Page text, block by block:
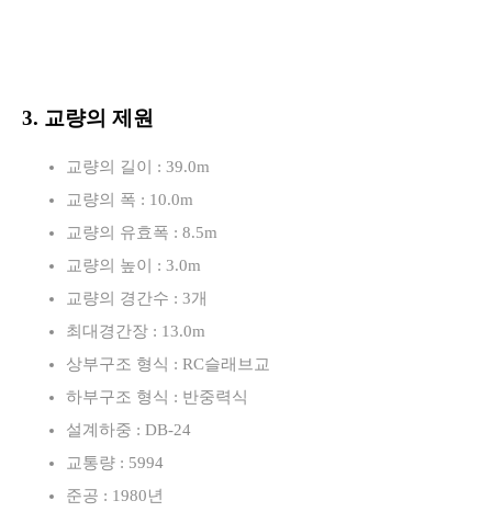
3. 교량의 제원
교량의 길이 : 39.0m
교량의 폭 : 10.0m
교량의 유효폭 : 8.5m
교량의 높이 : 3.0m
교량의 경간수 : 3개
최대경간장 : 13.0m
상부구조 형식 : RC슬래브교
하부구조 형식 : 반중력식
설계하중 : DB-24
교통량 : 5994
준공 : 1980년